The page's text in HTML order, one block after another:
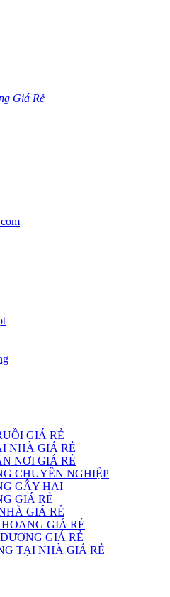
Giá Rẻ
GIÁ RẺ
NHÀ GIÁ RẺ
NƠI GIÁ RẺ
CHUYÊN NGHIỆP
GÂY HẠI
GIÁ RẺ
GIÁ RẺ
GIÁ RẺ
GIÁ RẺ
TẠI NHÀ GIÁ RẺ